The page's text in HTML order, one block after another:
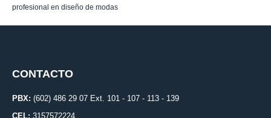
profesional en diseño de modas
CONTACTO
PBX: (602) 486 29 07 Ext. 101 - 107 - 113 - 139
CEL: 3157572224